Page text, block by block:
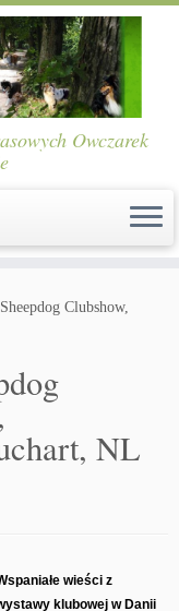
Owczarek
Clubshow,
NL
wieści z
klubowej w Danii